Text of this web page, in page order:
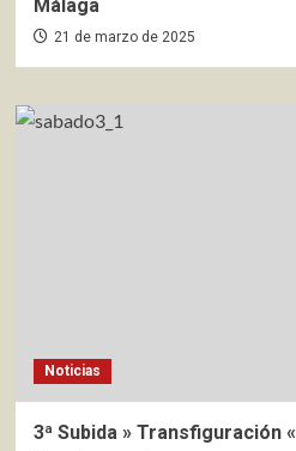
Málaga
21 de marzo de 2025
Noticias
3ª Subida » Transfiguración «